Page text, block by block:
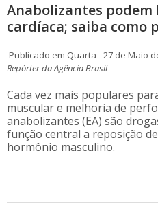
Anabolizantes
cardíaca; saiba como
Publicado em Quarta - 27 de Maio
Repórter da Agência Brasil
Cada vez mais populares
muscular e melhoria de
anabolizantes (EA) são
função central a reposição
hormônio masculino.